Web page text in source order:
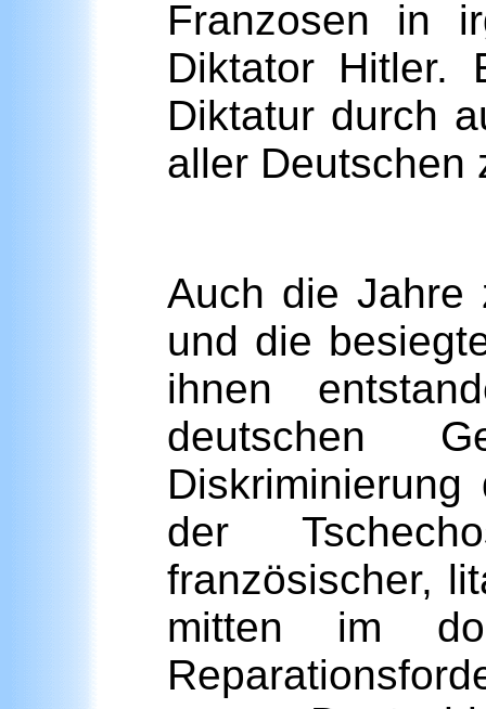
Franzosen in
Diktator Hitler.
Diktatur durch
aller Deutschen
Auch die Jahre
und die
ihnen
deutschen
der
französischer,
mitten im